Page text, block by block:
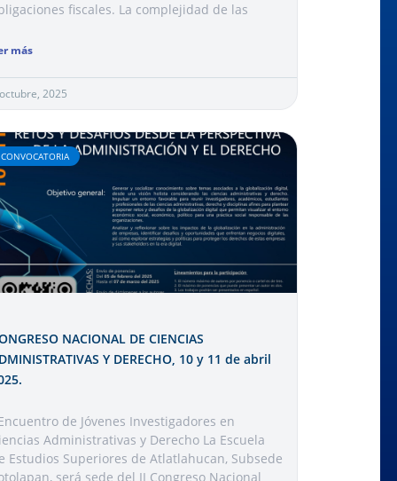
fiscales. La complejidad de las
más
2025
CONVOCATORIA
NACIONAL DE CIENCIAS
Y DERECHO, 10 y 11 de abril
de Jóvenes Investigadores en
Administrativas y Derecho La Escuela
Estudios Superiores de Atlatlahucan, Subsede
será sede del II Congreso Nacional